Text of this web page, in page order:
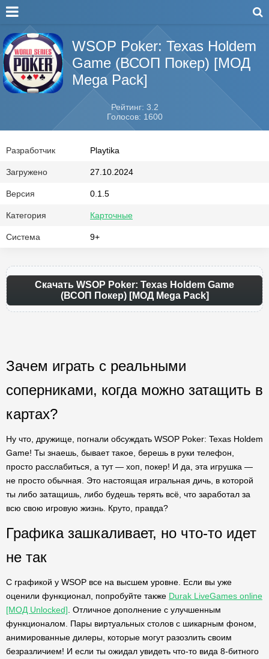
WSOP Poker: Texas Holdem
Game (ВСОП Покер) [МОД
Mega Pack]
Рейтинг: 3.2
Голосов: 1600
Разработчик Playtika
Загружено 27.10.2024
Версия 0.1.5
Категория Карточные
Система 9+
Скачать WSOP Poker: Texas Holdem Game
(ВСОП Покер) [МОД Mega Pack]
Зачем играть с реальными
соперниками, когда можно затащить в
картах?
Ну что, дружище, погнали обсуждать WSOP Poker: Texas Holdem
Game! Ты знаешь, бывает такое, берешь в руки телефон,
просто расслабиться, а тут — хоп, покер! И да, эта игрушка —
не просто обычная. Это настоящая игральная дичь, в которой
ты либо затащишь, либо будешь терять всё, что заработал за
всю свою игровую жизнь. Круто, правда?
Графика зашкаливает, но что-то идет
не так
С графикой у WSOP все на высшем уровне. Если вы уже
оценили функционал, попробуйте также Durak LiveGames online
[МОД Unlocked] . Отличное дополнение с улучшенным
функционалом. Пары виртуальных столов с шикарным фоном,
анимированные дилеры, которые могут разозлить своим
безразличием! И если ты ожидал увидеть что-то вида 8-битного